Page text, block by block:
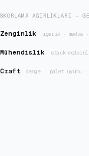
SKORLAMA AĞIRLIKLARI —
Zenginlik · içerik · medya
Mühendislik · stack
Craft·denge · palet uyumu